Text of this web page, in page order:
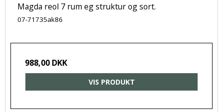
Magda reol 7 rum eg struktur og sort.
07-71735ak86
988,00 DKK
VIS PRODUKT